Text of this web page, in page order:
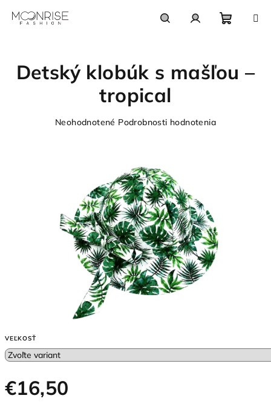
košík
VEĽKOSŤ
€16,50
Detský klobúk s mašľou –
tropical
Priemerné
hviezdičiek.
Neohodnotené Podrobnosti hodnotenia